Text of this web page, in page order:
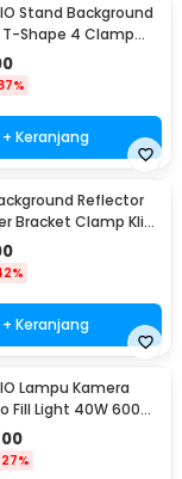
Stand Background
T-Shape 4 Clamp
- M139
+ Keranjang
Reflector
Bracket Clamp Klip
QM3400
+ Keranjang
Lampu Kamera
Fill Light 40W 600
27%